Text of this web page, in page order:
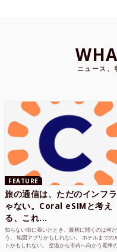
ニュース、
FEATURE
旅の通信は、ただのインフ
ゃない。Coral eSIMと考え
る、これ...
知らない街に着いたとき、最初に開くのは何
う。 地図アプリかもしれない。 ホテルまでの
トかもしれない。 空港から市内へ向かう電車